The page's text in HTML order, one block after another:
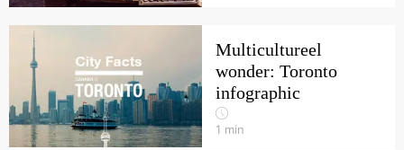
Multicultureel
wonder: Toronto
infographic
1 min